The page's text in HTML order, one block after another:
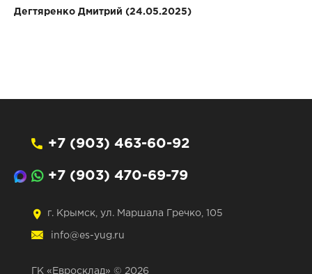
Дегтяренко Дмитрий (24.05.2025)
+7 (903) 463-60-92
+7 (903) 470-69-79
г. Крымск, ул. Маршала Гречко, 105
info@es-yug.ru
ГК «Евросклад» © 2026